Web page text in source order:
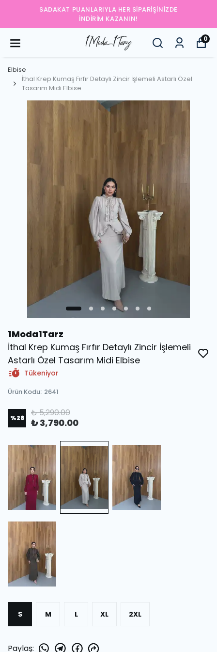
YENI SEZONUN EN ŞIK
0
Elbise
İthal Krep Kumaş Fırfır Detaylı Zincir İşlemeli Astarlı Özel
Tasarım Midi Elbise
1Moda1Tarz
İthal Krep Kumaş Fırfır Detaylı Zincir İşlemeli
Astarlı Özel Tasarım Midi Elbise
Tükeniyor
Ürün Kodu: 2641
%28 ₺ 5,290.00
₺ 3,790.00
S M L XL 2XL
Paylaş: